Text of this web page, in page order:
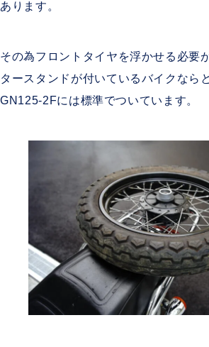
あります。
その為フロントタイヤを浮かせる必要
タースタンドが付いているバイクなら
GN125-2Fには標準でついています。